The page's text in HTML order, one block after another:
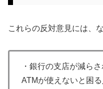
これらの反対意見には、
・銀行の支店が減ら
ATMが使えないと困